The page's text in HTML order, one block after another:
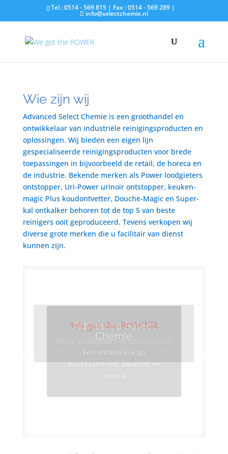
Tel : 0514 - 569 815 | Fax : 0514 - 569 289 |
info@selectchemie.nl
Wie zijn wij
Advanced Select Chemie is een groothandel en
ontwikkelaar van industriële reinigingsproducten en
oplossingen. Wij bieden een eigen lijn
gespecialiseerde reinigingsproducten voor brede
toepassingen in bijvoorbeeld de retail, de horeca en
de industrie. Bekende merken als Power loodgieters
ontstopper, Uri-Power urinoir ontstopper, keuken-
magic Plus koudontvetter, Douche-Magic en Super-
kal ontkalker behoren tot de top 5 van beste
reinigers ooit geproduceerd. Tevens verkopen wij
diverse grote merken die u facilitair van dienst
kunnen zijn.
Advanced Select
Chemie
Een andere kijk op
duurzaamheid, kwaliteit en
service
We got the POWER
Beste Loodgieters ontstopper ooit